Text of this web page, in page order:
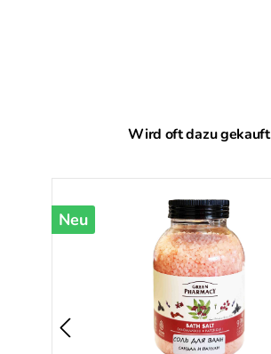
Produktgalerie überspringen
Wird oft dazu gekauft
Neu